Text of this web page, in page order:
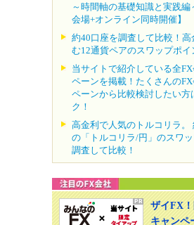
～時間軸の基礎知識と実践編
会場+オンライン同時開催】
約40口座を調査して比較！
む12通貨ペアのスワップポイ
当サイトで紹介している全
ペーンを掲載！たくさんの
ペーンから比較検討したい方
ク！
高金利で人気のトルコリラ。
の「トルコリラ/円」のスワ
調査して比較！
ザイFX
キャンペ